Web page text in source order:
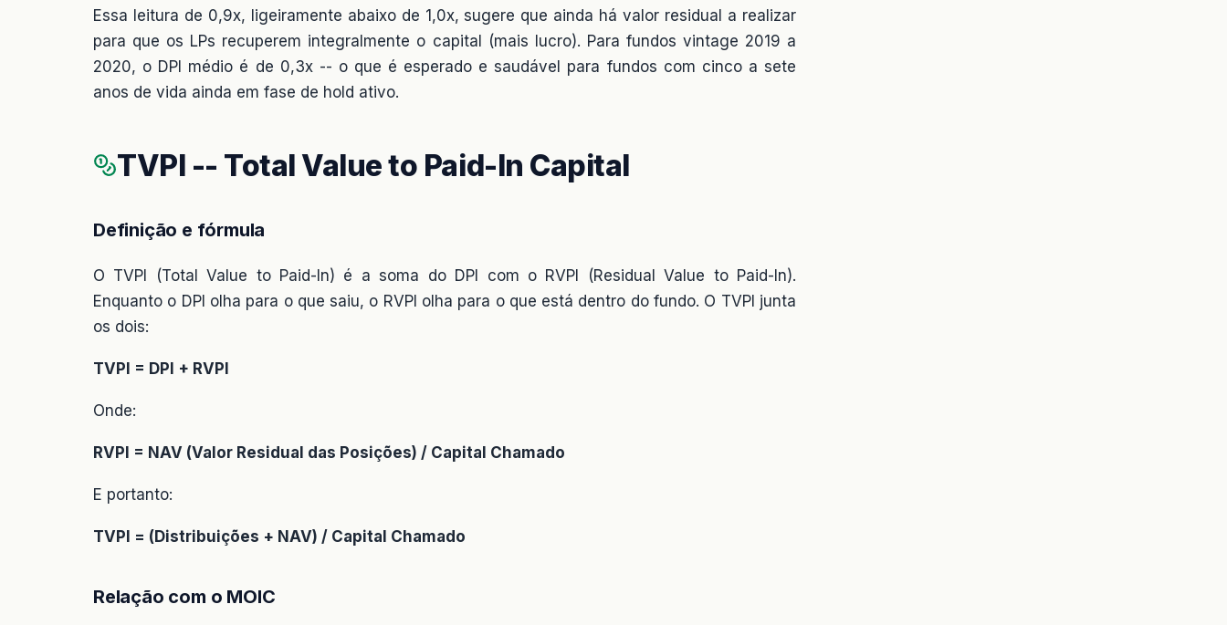
Essa leitura de 0,9x, ligeiramente abaixo de 1,0x, sugere que ainda há valor residual a realizar
para que os LPs recuperem integralmente o capital (mais lucro). Para fundos vintage 2019 a
2020, o DPI médio é de 0,3x -- o que é esperado e saudável para fundos com cinco a sete
anos de vida ainda em fase de hold ativo.
TVPI -- Total Value to Paid-In Capital
Definição e fórmula
O TVPI (Total Value to Paid-In) é a soma do DPI com o RVPI (Residual Value to Paid-In).
Enquanto o DPI olha para o que saiu, o RVPI olha para o que está dentro do fundo. O TVPI junta
os dois:
TVPI = DPI + RVPI
Onde:
RVPI = NAV (Valor Residual das Posições) / Capital Chamado
E portanto:
TVPI = (Distribuições + NAV) / Capital Chamado
Relação com o MOIC